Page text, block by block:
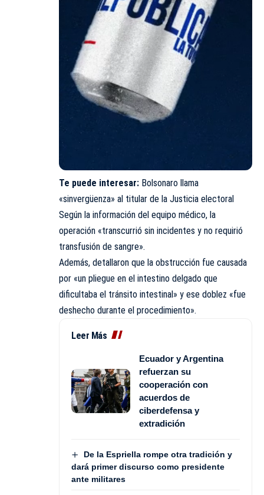
Te puede interesar: Bolsonaro llama
«sinvergüenza» al titular de la Justicia electoral
Según la información del equipo médico, la
operación «transcurrió sin incidentes y no requirió
transfusión de sangre».
Además, detallaron que la obstrucción fue causada
por «un pliegue en el intestino delgado que
dificultaba el tránsito intestinal» y ese doblez «fue
deshecho durante el procedimiento».
Leer Más
Ecuador y Argentina
refuerzan su
cooperación con
acuerdos de
ciberdefensa y
extradición
De la Espriella rompe otra tradición y
dará primer discurso como presidente
ante militares